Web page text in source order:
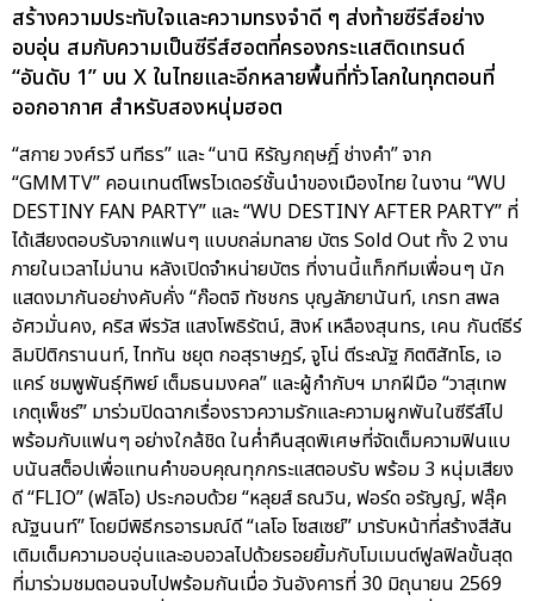
สร้างความประทับใจและความทรงจำดี ๆ ส่งท้ายซีรีส์อย่าง
อบอุ่น สมกับความเป็นซีรีส์ฮอตที่ครองกระแสติดเทรนด์
“อันดับ 1” บน X ในไทยและอีกหลายพื้นที่ทั่วโลกในทุกตอนที่
ออกอากาศ สำหรับสองหนุ่มฮอต
“สกาย วงศ์รวี นทีธร” และ “นานิ หิรัญกฤษฎิ์ ช่างคำ” จาก
“GMMTV” คอนเทนต์โพรไวเดอร์ชั้นนำของเมืองไทย ในงาน “WU
DESTINY FAN PARTY” และ “WU DESTINY AFTER PARTY” ที่
ได้เสียงตอบรับจากแฟนๆ แบบถล่มทลาย บัตร Sold Out ทั้ง 2 งาน
ภายในเวลาไม่นาน หลังเปิดจำหน่ายบัตร ที่งานนี้แท็กทีมเพื่อนๆ นัก
แสดงมากันอย่างคับคั่ง “ก๊อตจิ ทัชชกร บุญลัภยานันท์, เกรท สพล
อัศวมั่นคง, คริส พีรวัส แสงโพธิรัตน์, สิงห์ เหลืองสุนทร, เคน กันต์ธีร์
ลิมปิติกรานนท์, ไททัน ชยุต กอสุราษฎร์, จูโน่ ตีระณัฐ กิตติสัทโธ, เอ
แคร์ ชมพูพันธุ์ทิพย์ เต็มธนมงคล” และผู้กำกับฯ มากฝีมือ “วาสุเทพ
เกตุเพ็ชร์” มาร่วมปิดฉากเรื่องราวความรักและความผูกพันในซีรีส์ไป
พร้อมกับแฟนๆ อย่างใกล้ชิด ในค่ำคืนสุดพิเศษที่จัดเต็มความฟินแบ
บนันสต็อปเพื่อแทนคำขอบคุณทุกกระแสตอบรับ พร้อม 3 หนุ่มเสียง
ดี “FLIO” (ฟลิโอ) ประกอบด้วย “หลุยส์ ธณวิน, ฟอร์ด อรัญญ์, ฟลุ๊ค
ณัฐนนท์” โดยมีพิธีกรอารมณ์ดี “เลโอ โซสเซย์” มารับหน้าที่สร้างสีสัน
เติมเต็มความอบอุ่นและอบอวลไปด้วยรอยยิ้มกับโมเมนต์ฟูลฟิลขั้นสุด
ที่มาร่วมชมตอนจบไปพร้อมกันเมื่อ วันอังคารที่ 30 มิถุนายน 2569